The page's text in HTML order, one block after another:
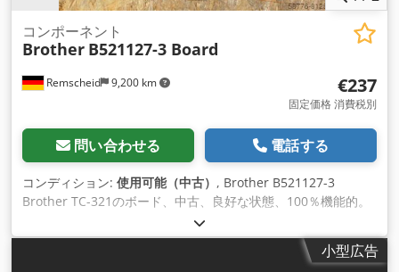
Remscheid 9,200 km
コンポーネント
Brother B521127-3 Board
€237
固定価格 消費税別
問い合わせる 電話する
コンディション: 使用可能（中古） , Brother B521127-3
Brother TC-321のボード、中古、良好な状態、100％機能的。
小型広告